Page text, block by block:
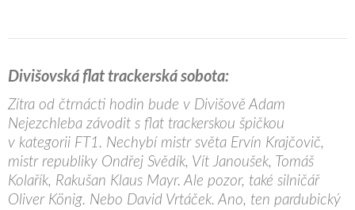
Divišovská flat trackerská sobota:
Zítra od čtrnácti hodin bude v Divišově Adam
Nejezchleba závodit s flat trackerskou špičkou
v kategorii FT1. Nechybí mistr světa Ervín Krajčovič,
mistr republiky Ondřej Svědík, Vít Janoušek, Tomáš
Kolařík, Rakušan Klaus Mayr. Ale pozor, také silničář
Oliver König. Nebo David Vrtáček. Ano, ten pardubický